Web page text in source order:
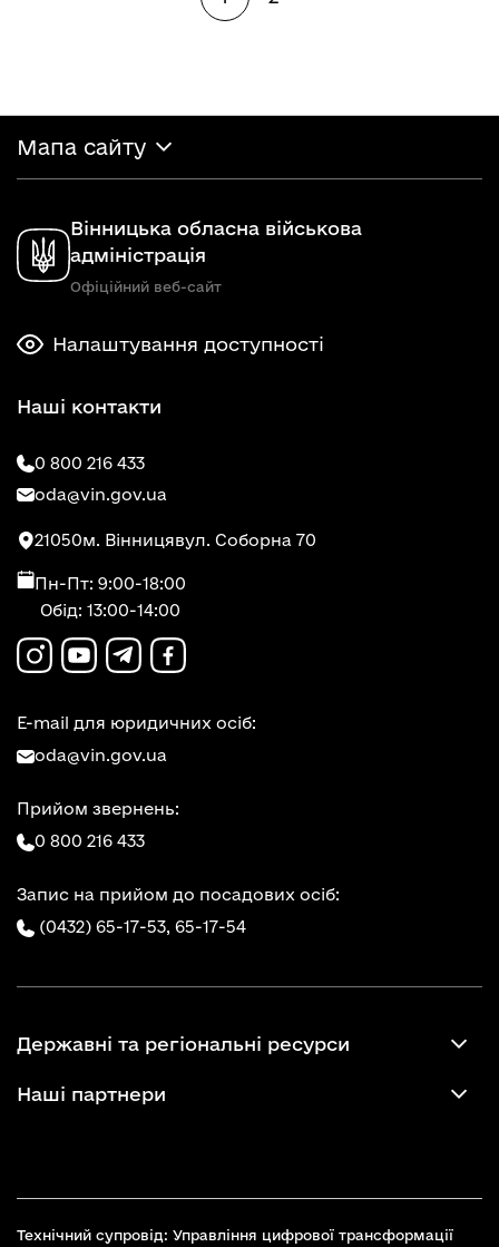
Мапа сайту
Вінницька обласна військова
адміністрація
Офіційний веб-сайт
Налаштування доступності
Наші контакти
0 800 216 433
oda@vin.gov.ua
21050м. Вінницявул. Соборна 70
Пн-Пт: 9:00-18:00
Обід: 13:00-14:00
E-mail для юридичних осіб:
oda@vin.gov.ua
Прийом звернень:
0 800 216 433
Запис на прийом до посадових осіб:
(0432) 65-17-53, 65-17-54
Державні та регіональні ресурси
Наші партнери
Технічний супровід: Управління цифрової трансформації